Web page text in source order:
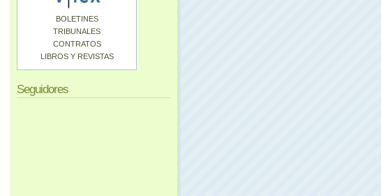
BOLETINES
TRIBUNALES
CONTRATOS
LIBROS Y REVISTAS
Seguidores